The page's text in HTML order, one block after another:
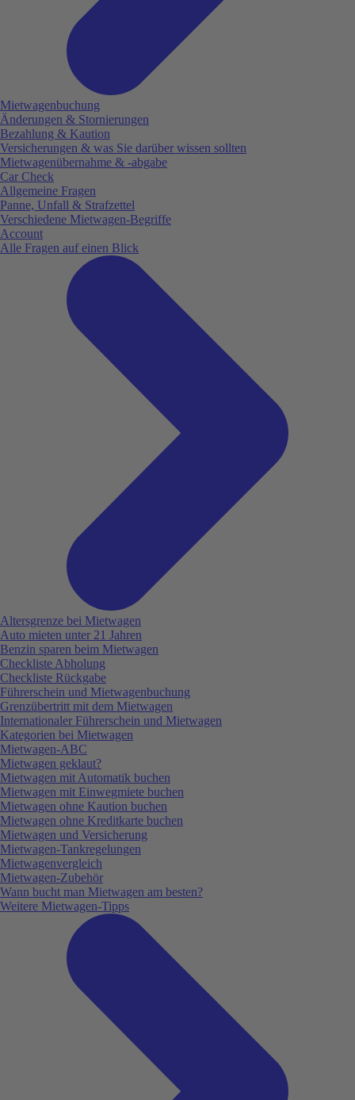
Mietwagenbuchung
Änderungen & Stornierungen
Bezahlung & Kaution
Versicherungen & was Sie darüber wissen sollten
Mietwagenübernahme & -abgabe
Car Check
Allgemeine Fragen
Panne, Unfall & Strafzettel
Verschiedene Mietwagen-Begriffe
Account
Alle Fragen auf einen Blick
Altersgrenze bei Mietwagen
Auto mieten unter 21 Jahren
Benzin sparen beim Mietwagen
Checkliste Abholung
Checkliste Rückgabe
Führerschein und Mietwagenbuchung
Grenzübertritt mit dem Mietwagen
Internationaler Führerschein und Mietwagen
Kategorien bei Mietwagen
Mietwagen-ABC
Mietwagen geklaut?
Mietwagen mit Automatik buchen
Mietwagen mit Einwegmiete buchen
Mietwagen ohne Kaution buchen
Mietwagen ohne Kreditkarte buchen
Mietwagen und Versicherung
Mietwagen-Tankregelungen
Mietwagenvergleich
Mietwagen-Zubehör
Wann bucht man Mietwagen am besten?
Weitere Mietwagen-Tipps